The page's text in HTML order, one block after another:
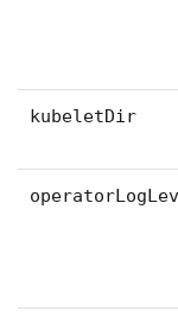
kubeletDir